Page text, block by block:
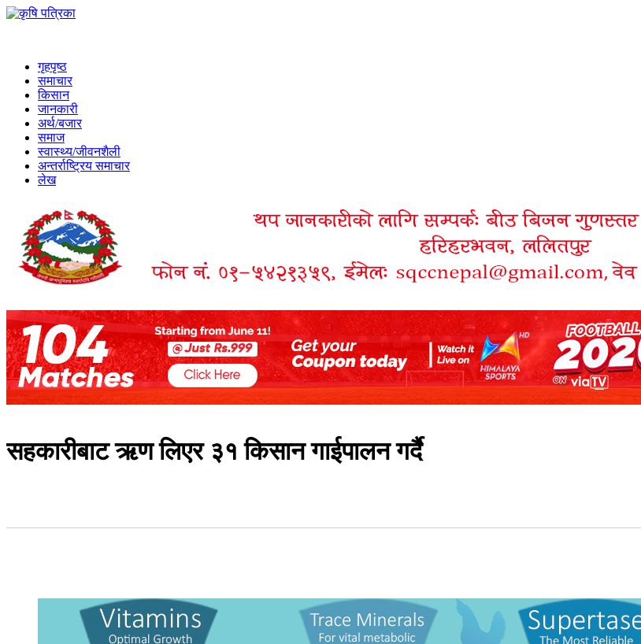
गृहपृष्ठ
समाचार
किसान
जानकारी
अर्थ/बजार
समाज
स्वास्थ्य/जीवनशैली
अन्तर्राष्ट्रिय समाचार
लेख
सहकारीबाट ऋण लिएर ३१ किसान गाईपालन गर्दै